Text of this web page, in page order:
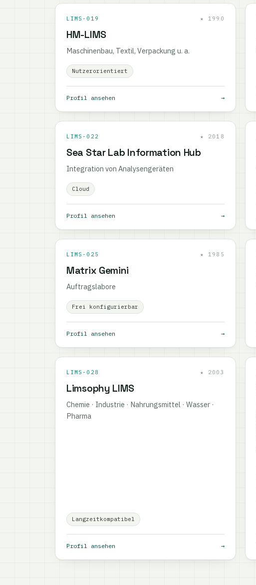
LIMS-019 ★ 1990
HM-LIMS
Maschinenbau, Textil, Verpackung u. a.
Nutzerorientiert
Profil ansehen →
LIMS-022 ★ 2018
Sea Star Lab Information Hub
Integration von Analysengeräten
Cloud
Profil ansehen →
LIMS-025 ★ 1985
Matrix Gemini
Auftragslabore
Frei konfigurierbar
Profil ansehen →
LIMS-028 ★ 2003
Limsophy LIMS
Chemie · Industrie · Nahrungsmittel · Wasser ·
Pharma
Langzeitkompatibel
Profil ansehen →